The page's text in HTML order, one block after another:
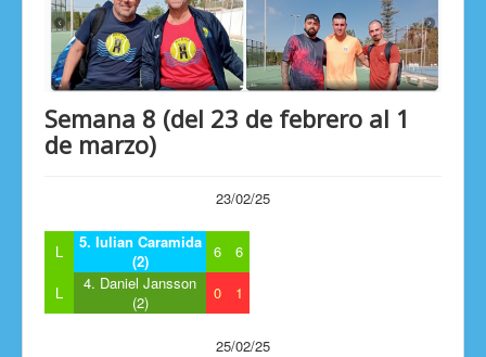
Semana 8 (del 23 de febrero al 1
de marzo)
23/02/25
L
5. Iulian Caramida
(2)
6
6
L
4. Daniel Jansson
(2)
0 1
25/02/25